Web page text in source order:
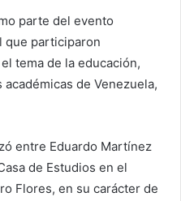
parte del evento
que participaron
tema de la educación,
de Venezuela,
entre Eduardo Martínez
de Estudios en el
Flores, en su carácter de